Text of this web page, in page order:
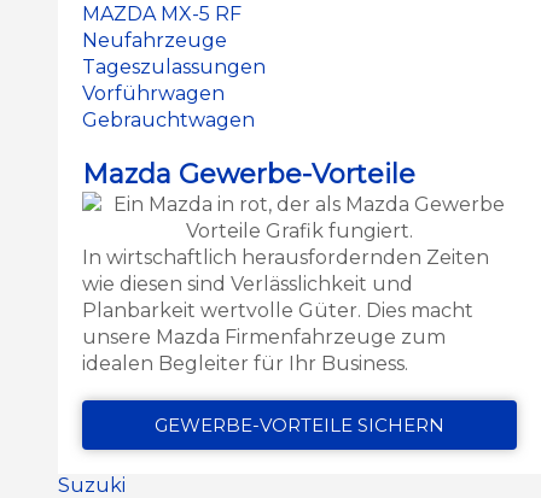
MAZDA MX-5 RF
Neufahrzeuge
Tageszulassungen
Vorführwagen
Gebrauchtwagen
Mazda Gewerbe-Vorteile
In wirtschaftlich herausfordernden Zeiten
wie diesen sind Verlässlichkeit und
Planbarkeit wertvolle Güter. Dies macht
unsere Mazda Firmenfahrzeuge zum
idealen Begleiter für Ihr Business.
GEWERBE-VORTEILE SICHERN
Suzuki